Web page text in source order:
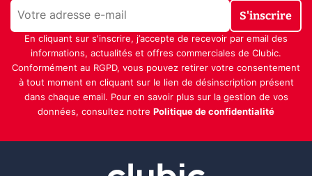
S'inscrire
En cliquant sur s'inscrire, j’accepte de recevoir par email des
informations, actualités et offres commerciales de Clubic.
Conformément au RGPD, vous pouvez retirer votre consentement
à tout moment en cliquant sur le lien de désinscription présent
dans chaque email. Pour en savoir plus sur la gestion de vos
données, consultez notre Politique de confidentialité